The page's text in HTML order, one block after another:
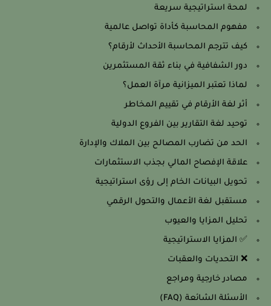
لمحة استراتيجية سريعة
مفهوم المحاسبة كأداة تواصل عالمية
كيف تترجم المحاسبة الأحداث لأرقام؟
دور الشفافية في بناء ثقة المستثمرين
لماذا تعتبر الميزانية مرآة العمل؟
أثر لغة الأرقام في تقييم المخاطر
توحيد لغة التقارير بين الفروع الدولية
الحد من تضارب المصالح بين الملاك والإدارة
علاقة الإفصاح المالي بجذب الاستثمارات
تحويل البيانات الخام إلى رؤى استراتيجية
مستقبل لغة الأعمال والتحول الرقمي
تحليل المزايا والعيوب
✅ المزايا الاستراتيجية
❌ التحديات والعقبات
مصادر خارجية ومراجع
الأسئلة الشائعة (FAQ)